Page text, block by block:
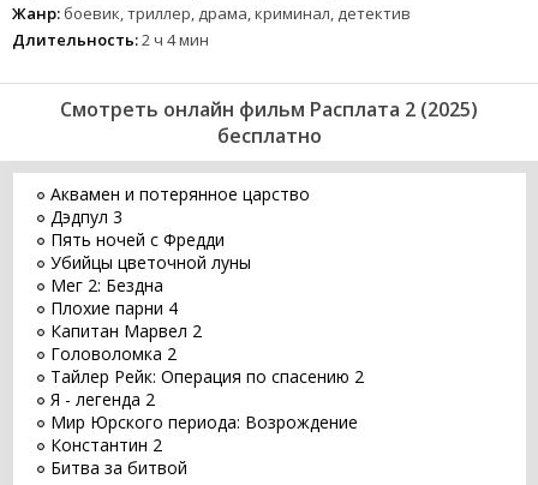
Жанр: боевик, триллер, драма, криминал, детектив
Длительность:2 ч 4 мин
Смотреть онлайн фильм Расплата 2 (2025)
бесплатно
Аквамен и потерянное царство
Дэдпул 3
Пять ночей с Фредди
Убийцы цветочной луны
Мег 2: Бездна
Плохие парни 4
Капитан Марвел 2
Головоломка 2
Тайлер Рейк: Операция по спасению 2
Я - легенда 2
Мир Юрского периода: Возрождение
Константин 2
Битва за битвой